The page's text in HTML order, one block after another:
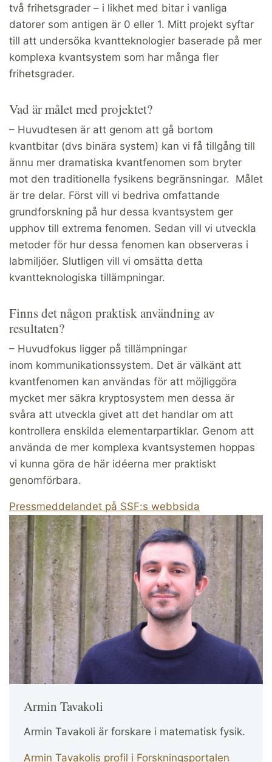
två frihetsgrader – i likhet med bitar i vanliga
datorer som antigen är 0 eller 1. Mitt projekt syftar
till att undersöka kvantteknologier baserade på mer
komplexa kvantsystem som har många fler
frihetsgrader.
Vad är målet med projektet?
– Huvudtesen är att genom att gå bortom
kvantbitar (dvs binära system) kan vi få tillgång till
ännu mer dramatiska kvantfenomen som bryter
mot den traditionella fysikens begränsningar. Målet
är tre delar. Först vill vi bedriva omfattande
grundforskning på hur dessa kvantsystem ger
upphov till extrema fenomen. Sedan vill vi utveckla
metoder för hur dessa fenomen kan observeras i
labmiljöer. Slutligen vill vi omsätta detta
kvantteknologiska tillämpningar.
Finns det någon praktisk användning av
resultaten?
– Huvudfokus ligger på tillämpningar
inom kommunikationssystem. Det är välkänt att
kvantfenomen kan användas för att möjliggöra
mycket mer säkra kryptosystem men dessa är
svåra att utveckla givet att det handlar om att
kontrollera enskilda elementarpartiklar. Genom att
använda de mer komplexa kvantsystemen hoppas
vi kunna göra de här idéerna mer praktiskt
genomförbara.
Pressmeddelandet på SSF:s webbsida
Armin Tavakoli
Armin Tavakoli är forskare i matematisk fysik.
Armin Tavakolis profil i Forskningsportalen